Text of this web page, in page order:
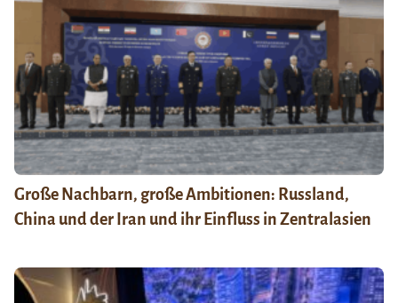
Große Nachbarn, große Ambitionen: Russland,
China und der Iran und ihr Einfluss in Zentralasien